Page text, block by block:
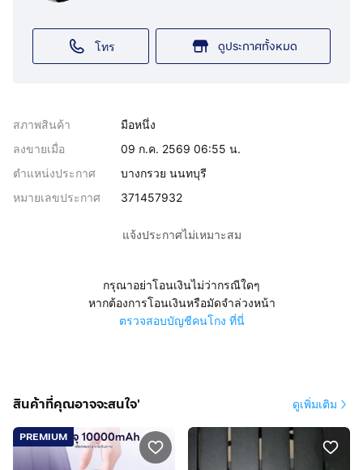
โทร ดูประกาศทั้งหมด
สภาพสินค้า
มือหนึ่ง
ลงขายเมื่อ
09 ก.ค. 2569 06:55 น.
ตำแหน่งประกาศ
บางกรวย นนทบุรี
หมายเลขประกาศ
371457932
แจ้งประกาศไม่เหมาะสม
กรุณาอย่าโอนเงินไม่ว่ากรณีใดๆ
หากต้องการโอนเงินหรือมัดจำล่วงหน้า
ตรวจสอบบัญชีคนโกง ที่นี่
สินค้าที่คุณอาจจะสนใจ' ดูเพิ่มเติม
PREMIUM